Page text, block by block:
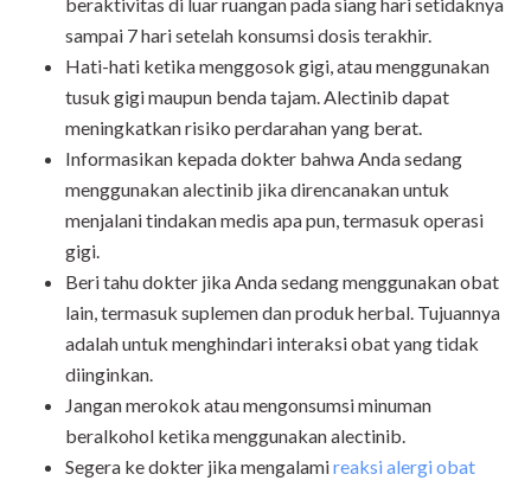
beraktivitas di luar ruangan pada siang hari setidaknya
sampai 7 hari setelah konsumsi dosis terakhir.
Hati-hati ketika menggosok gigi, atau menggunakan
tusuk gigi maupun benda tajam. Alectinib dapat
meningkatkan risiko perdarahan yang berat.
Informasikan kepada dokter bahwa Anda sedang
menggunakan alectinib jika direncanakan untuk
menjalani tindakan medis apa pun, termasuk operasi
gigi.
Beri tahu dokter jika Anda sedang menggunakan obat
lain, termasuk suplemen dan produk herbal. Tujuannya
adalah untuk menghindari interaksi obat yang tidak
diinginkan.
Jangan merokok atau mengonsumsi minuman
beralkohol ketika menggunakan alectinib.
Segera ke dokter jika mengalamireaksi alergi obat